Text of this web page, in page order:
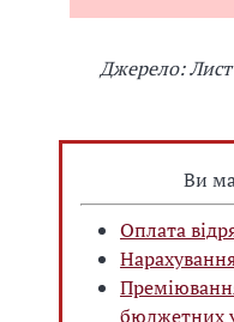
Джерело:
Ви
Оплата
бюджетних